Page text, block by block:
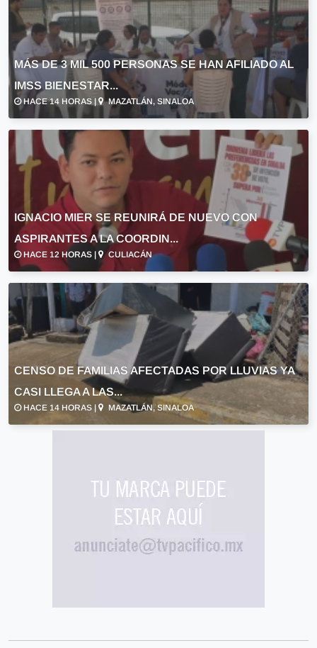
MÁS DE 3 MIL 500 PERSONAS SE HAN AFILIADO AL
IMSS BIENESTAR...
HACE 14 HORAS | MAZATLÁN, SINALOA
IGNACIO MIER SE REUNIRÁ DE NUEVO CON
ASPIRANTES A LA COORDIN...
HACE 12 HORAS | CULIACÁN
CENSO DE FAMILIAS AFECTADAS POR LLUVIAS YA
CASI LLEGA A LAS...
HACE 14 HORAS | MAZATLÁN, SINALOA